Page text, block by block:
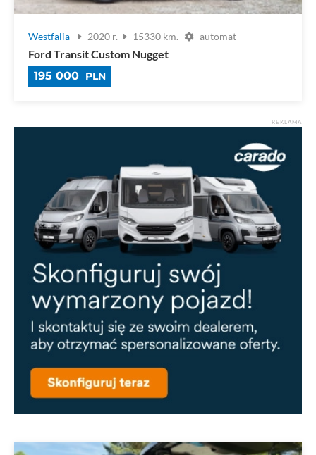
Westfalia 2020 r. 15330 km. automat
Ford Transit Custom Nugget
195 000
PLN
REKLAMA